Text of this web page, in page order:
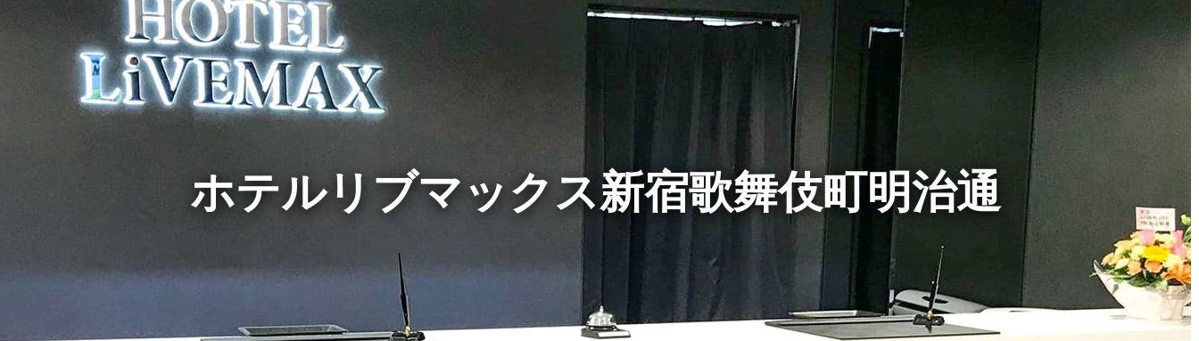
ホテルリブマックス新宿歌舞伎町明治通